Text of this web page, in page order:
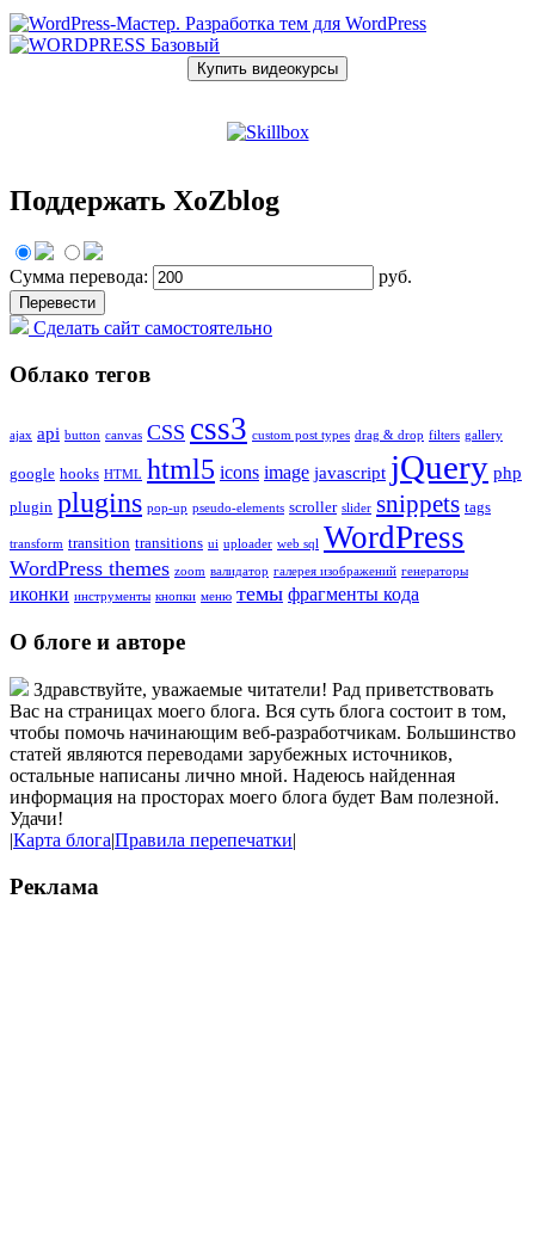
Купить видеокурсы
Поддержать XoZblog
Сумма перевода: руб.
Сделать сайт самостоятельно
Облако тегов
ajax api button canvas CSS css3 custom post types drag & drop filters gallery
google hooks HTML html5 icons image javascript jQuery php
plugin plugins pop-up pseudo-elements scroller slider snippets tags
transform transition transitions ui uploader web sql WordPress
WordPress themes zoom валидатор галерея изображений генераторы
иконки инструменты кнопки меню темы фрагменты кода
О блоге и авторе
Здравствуйте, уважаемые читатели! Рад приветствовать
Вас на страницах моего блога. Вся суть блога состоит в том,
чтобы помочь начинающим веб-разработчикам. Большинство
статей являются переводами зарубежных источников,
остальные написаны лично мной. Надеюсь найденная
информация на просторах моего блога будет Вам полезной.
Удачи!
|Карта блога|Правила перепечатки|
Реклама